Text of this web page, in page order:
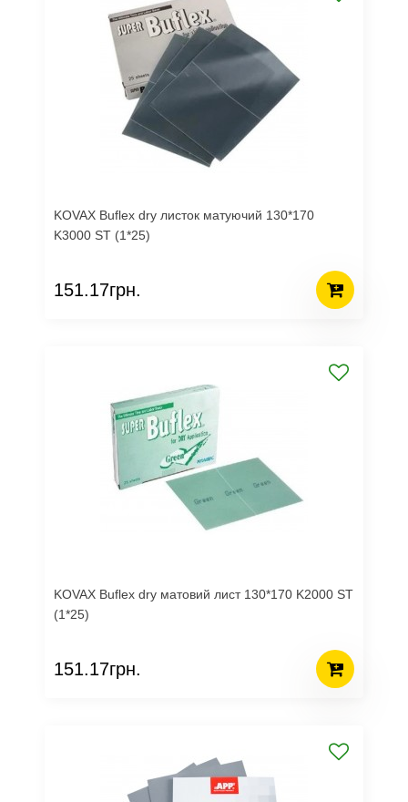
KOVAX Buflex dry листок матуючий 130*170
K3000 ST (1*25)
151.17грн.
KOVAX Buflex dry матовий лист 130*170 K2000 ST
(1*25)
151.17грн.